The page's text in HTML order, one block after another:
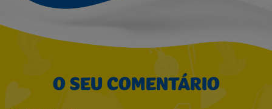
O SEU COMENTÁRIO